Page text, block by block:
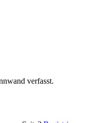
verfasst.